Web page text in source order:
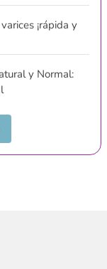
¡rápida y
y Normal: